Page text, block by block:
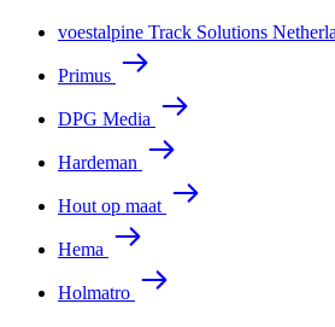
voestalpine Track Solutions
Primus
DPG Media
Hardeman
Hout op maat
Hema
Holmatro